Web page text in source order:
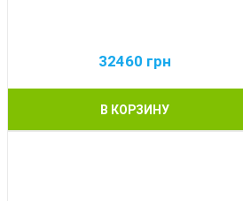
32460 грн
В КОРЗИНУ